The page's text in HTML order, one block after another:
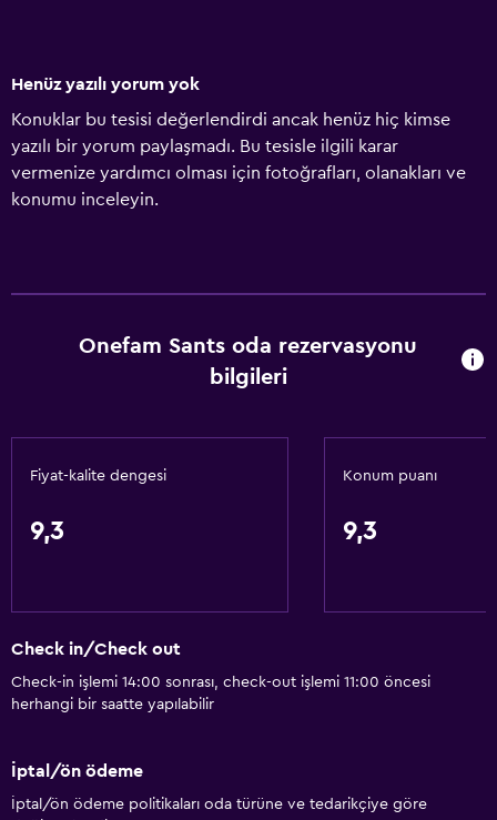
Henüz yazılı yorum yok
Konuklar bu tesisi değerlendirdi ancak henüz hiç kimse
yazılı bir yorum paylaşmadı. Bu tesisle ilgili karar
vermenize yardımcı olması için fotoğrafları, olanakları ve
konumu inceleyin.
Onefam Sants oda rezervasyonu
bilgileri
Fiyat-kalite dengesi
9,3
Konum puanı
9,3
Check in/Check out
Check-in işlemi 14:00 sonrası, check-out işlemi 11:00 öncesi
herhangi bir saatte yapılabilir
İptal/ön ödeme
İptal/ön ödeme politikaları oda türüne ve tedarikçiye göre